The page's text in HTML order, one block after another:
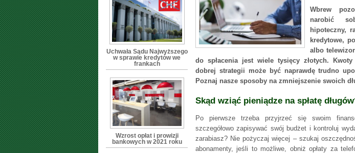
Wbrew
narobić
hipoteczny,
kredytowe,
albo
do spłacenia jest wiele tysięcy złotych.
dobrej strategii może być naprawdę trudno
Poznaj nasze sposoby na zmniejszenie swoich
Skąd wziąć pieniądze na spłatę
Po pierwsze trzeba przyjrzeć się swoim
szczegółowo zapisywać swój budżet i kontroluj
zarabiasz? Nie pożyczaj więcej – szukaj
abonamenty, jeśli to możliwe, obniż opłaty za
Uchwała Sądu Najwyższego
w sprawie kredytów we
frankach
Wzrost opłat i prowizji
bankowych w 2021 roku